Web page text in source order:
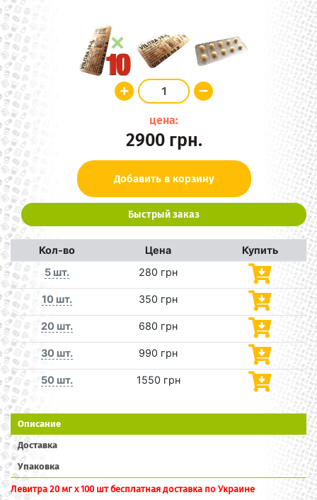
Кол-во Цена
Купить
5 шт.
280 грн
10 шт. 350 грн
20 шт. 680 грн
30 шт. 990 грн
50 шт. 1550 грн
Описание
Доставка
Упаковка
Левитра 20 мг x 100 шт бесплатная доставка по Украине
цена:
2900грн.
Добавить в корзину
Быстрый заказ